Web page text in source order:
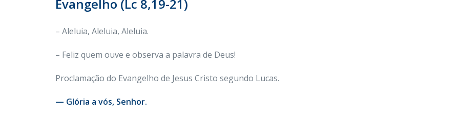
Evangelho (Lc 8,19-21)
– Aleluia, Aleluia, Aleluia.
– Feliz quem ouve e observa a palavra de Deus!
Proclamação do Evangelho de Jesus Cristo segundo Lucas.
— Glória a vós, Senhor.